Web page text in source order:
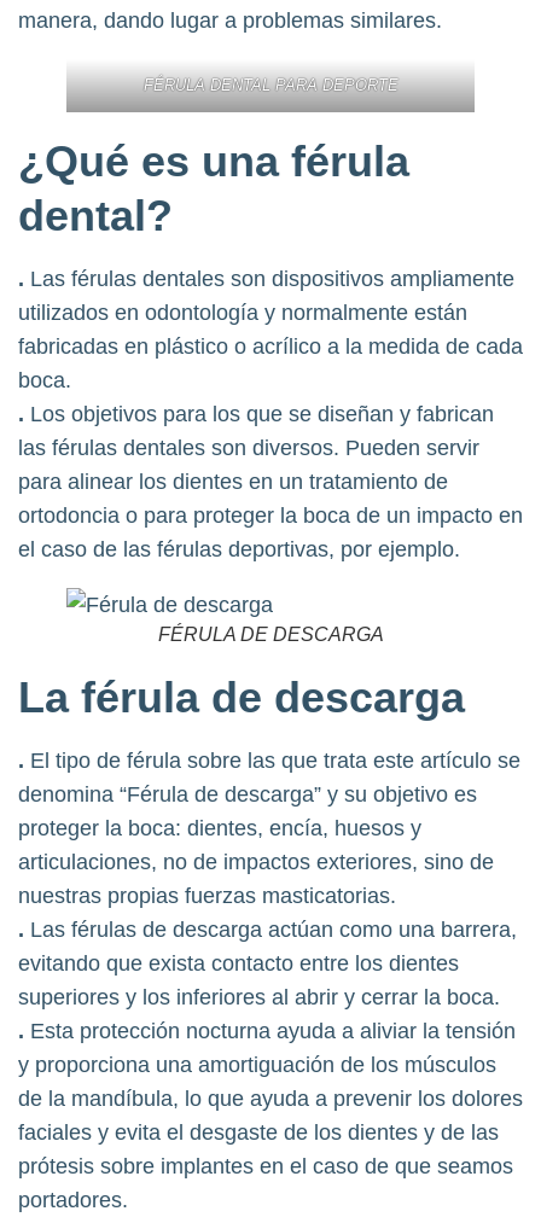
manera, dando lugar a problemas similares.
FÉRULA DENTAL PARA DEPORTE
¿Qué es una férula
dental?
. Las férulas dentales son dispositivos ampliamente
utilizados en odontología y normalmente están
fabricadas en plástico o acrílico a la medida de cada
boca.
. Los objetivos para los que se diseñan y fabrican
las férulas dentales son diversos. Pueden servir
para alinear los dientes en un tratamiento de
ortodoncia o para proteger la boca de un impacto en
el caso de las férulas deportivas, por ejemplo.
FÉRULA DE DESCARGA
La férula de descarga
. El tipo de férula sobre las que trata este artículo se
denomina “Férula de descarga” y su objetivo es
proteger la boca: dientes, encía, huesos y
articulaciones, no de impactos exteriores, sino de
nuestras propias fuerzas masticatorias.
. Las férulas de descarga actúan como una barrera,
evitando que exista contacto entre los dientes
superiores y los inferiores al abrir y cerrar la boca.
. Esta protección nocturna ayuda a aliviar la tensión
y proporciona una amortiguación de los músculos
de la mandíbula, lo que ayuda a prevenir los dolores
faciales y evita el desgaste de los dientes y de las
prótesis sobre implantes en el caso de que seamos
portadores.